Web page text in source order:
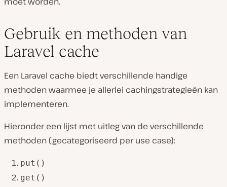
Gebruik en methoden van
Laravel cache
Een Laravel cache biedt verschillende handige
methoden waarmee je allerlei cachingstrategieën kan
implementeren.
Hieronder een lijst met uitleg van de verschillende
methoden (gecategoriseerd per use case):
put()
get()